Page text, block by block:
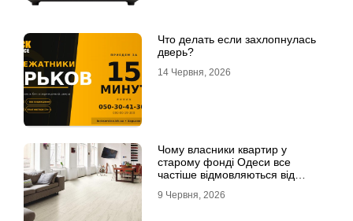
Что делать если захлопнулась
дверь?
14 Червня, 2026
Чому власники квартир у
старому фонді Одеси все
частіше відмовляються від
9 Червня, 2026